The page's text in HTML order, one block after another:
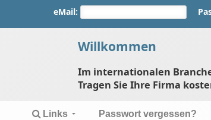
eMail:
Willkommen
Im internationalen
Tragen Sie Ihre Firma
Links Passwort vergessen?